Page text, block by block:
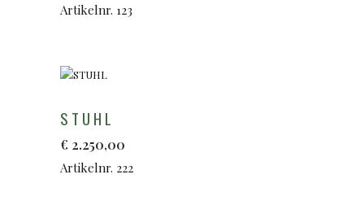
Artikelnr. 123
STUHL
€ 2.250,00
Artikelnr. 222